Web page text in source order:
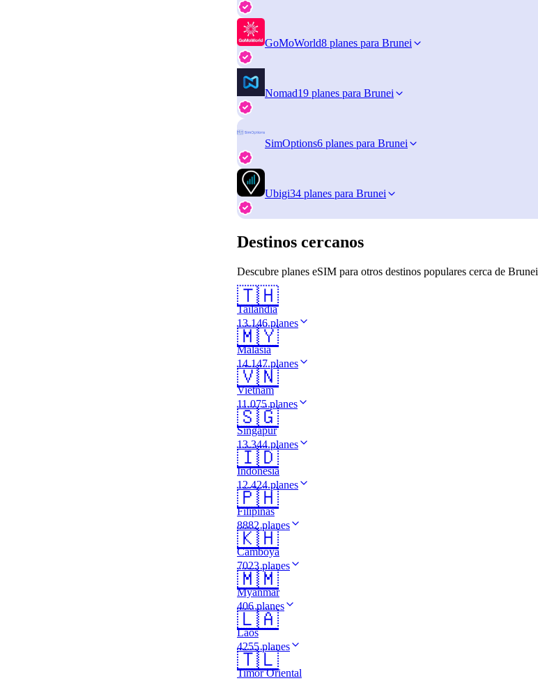
GoMoWorld8 planes para Brunei
Nomad19 planes para Brunei
SimOptions6 planes para Brunei
Ubigi34 planes para Brunei
Destinos cercanos
Descubre planes eSIM para otros destinos populares cerca de Brunei
🇹🇭
Tailandia
13.146 planes
🇲🇾
Malasia
14.147 planes
🇻🇳
Vietnam
11.075 planes
🇸🇬
Singapur
13.344 planes
🇮🇩
Indonesia
12.424 planes
🇵🇭
Filipinas
8882 planes
🇰🇭
Camboya
7023 planes
🇲🇲
Myanmar
406 planes
🇱🇦
Laos
4255 planes
🇹🇱
Timor Oriental